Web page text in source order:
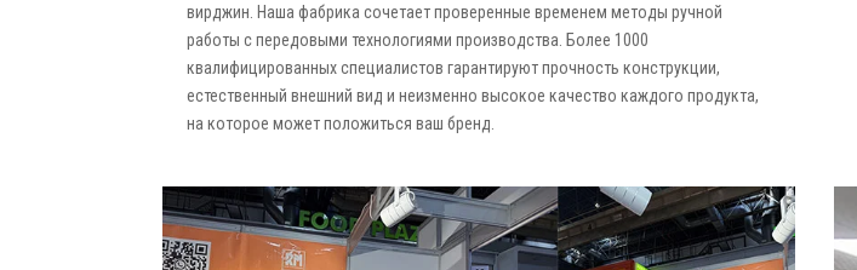
вирджин. Наша фабрика сочетает проверенные временем методы ручной
работы с передовыми технологиями производства. Более 1000
квалифицированных специалистов гарантируют прочность конструкции,
естественный внешний вид и неизменно высокое качество каждого продукта,
на которое может положиться ваш бренд.